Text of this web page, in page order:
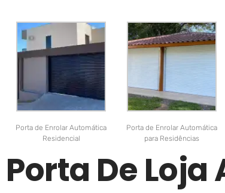
Porta de Enrolar Automática
Residencial
Porta de Enrolar Automática
para Residências
Porta De